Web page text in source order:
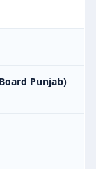
Punjab)